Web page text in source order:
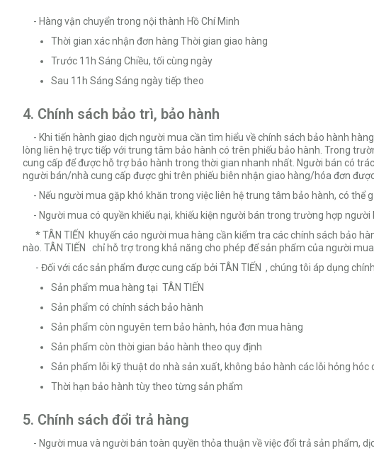
- Hàng vận chuyển trong nội thành Hồ Chí Minh
Thời gian xác nhận đơn hàng Thời gian giao hàng
Trước 11h Sáng Chiều, tối cùng ngày
Sau 11h Sáng Sáng ngày tiếp theo
4. Chính sách bảo trì, bảo hành
- Khi tiến hành giao dịch người mua cần tìm hiểu về chính sách bảo hành
lòng liên hệ trực tiếp với trung tâm bảo hành có trên phiếu bảo hành. Trong
cung cấp để được hỗ trợ bảo hành trong thời gian nhanh nhất. Người bán có
người bán/nhà cung cấp được ghi trên phiếu biên nhận giao hàng/hóa đơn
- Nếu người mua gặp khó khăn trong việc liên hệ trung tâm bảo hành, có thể
- Người mua có quyền khiếu nại, khiếu kiện người bán trong trường hợp
* TÂN TIẾN khuyến cáo người mua hàng cần kiểm tra các chính sách bảo
nào. TÂN TIẾN chỉ hỗ trợ trong khả năng cho phép để sản phẩm của người
- Đối với các sản phẩm được cung cấp bởi TÂN TIẾN , chúng tôi áp dụng
Sản phẩm mua hàng tại TÂN TIẾN
Sản phẩm có chính sách bảo hành
Sản phẩm còn nguyên tem bảo hành, hóa đơn mua hàng
Sản phẩm còn thời gian bảo hành theo quy định
Sản phẩm lỗi kỹ thuật do nhà sản xuất, không bảo hành các lỗi hỏng
Thời hạn bảo hành tùy theo từng sản phẩm
5. Chính sách đổi trả hàng
- Người mua và người bán toàn quyền thỏa thuận về việc đổi trả sản phẩm,